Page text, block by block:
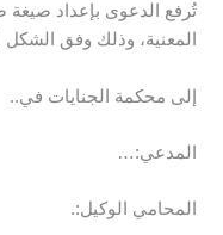
تُرفع الدعوى بإعداد
المعنية، وذلك وفق الشكل
إلى محكمة الجنايات في..
المدعي:…
المحامي الوكيل:.